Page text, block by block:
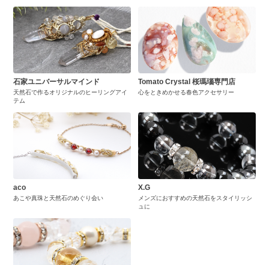
石家ユニバーサルマインド
天然石で作るオリジナルのヒーリングアイ
テム
Tomato Crystal 桜瑪瑙専門店
心をときめかせる春色アクセサリー
aco
あこや真珠と天然石のめぐり会い
X.G
メンズにおすすめの天然石をスタイリッシ
ュに